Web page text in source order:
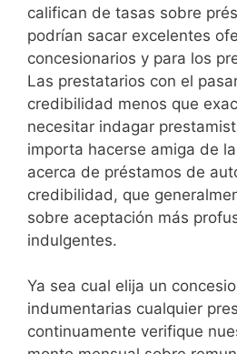
califican de tasas sobre
podrían sacar excelentes
concesionarios y para los
Las prestatarios con el
credibilidad menos que
necesitar indagar
importa hacerse amiga de
acerca de préstamos de
credibilidad, que
sobre aceptación más
indulgentes.
Ya sea cual elija un
indumentarias cualquier
continuamente verifique